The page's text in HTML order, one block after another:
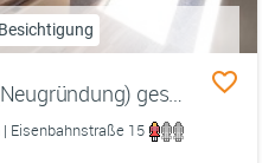
2 Mitbewohner für WG-(Neugründung) gesucht
Eisenbahnstraße 15